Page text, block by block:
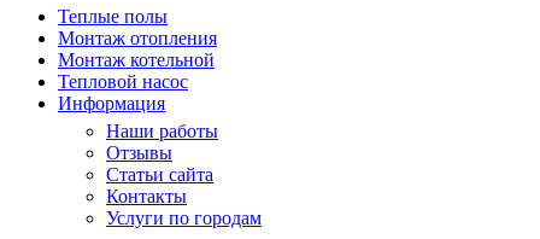
Теплые полы
Монтаж отопления
Монтаж котельной
Тепловой насос
Информация
Наши работы
Отзывы
Статьи сайта
Контакты
Услуги по городам